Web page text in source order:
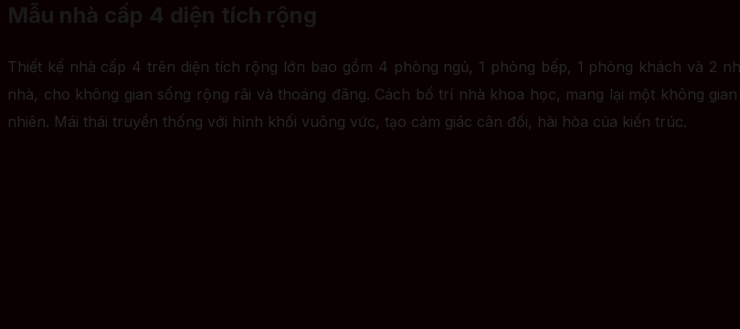
Mẫu nhà cấp 4 diện tích rộng
Thiết kế nhà cấp 4 trên diện tích rộng lớn bao gồm 4 phòng ngủ, 1 phòng bếp, 1 phòng khách và 2
nhà, cho không gian sống rộng rãi và thoáng đãng. Cách bố trí nhà khoa học, mang lại một không
nhiên. Mái thái truyền thống với hình khối vuông vức, tạo cảm giác cân đối, hài hòa của kiến trúc.